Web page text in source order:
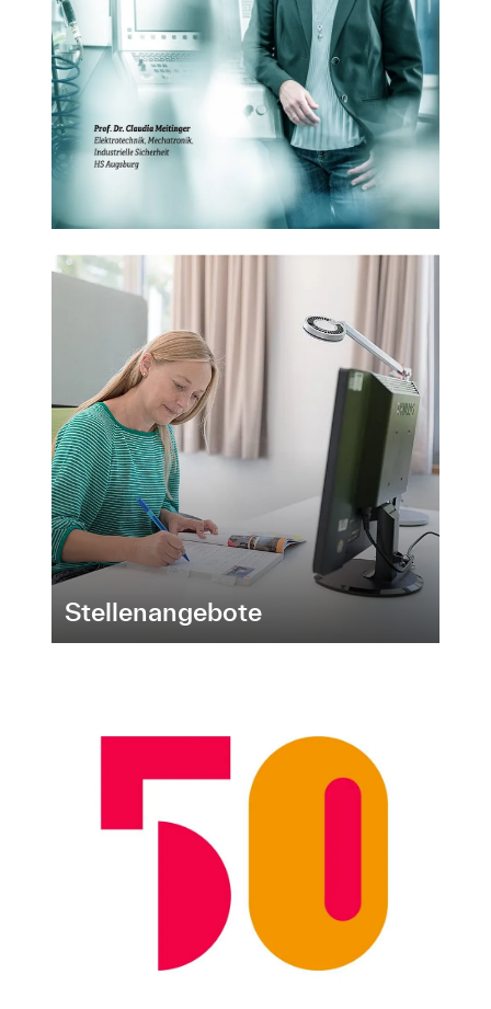
Stellenangebote